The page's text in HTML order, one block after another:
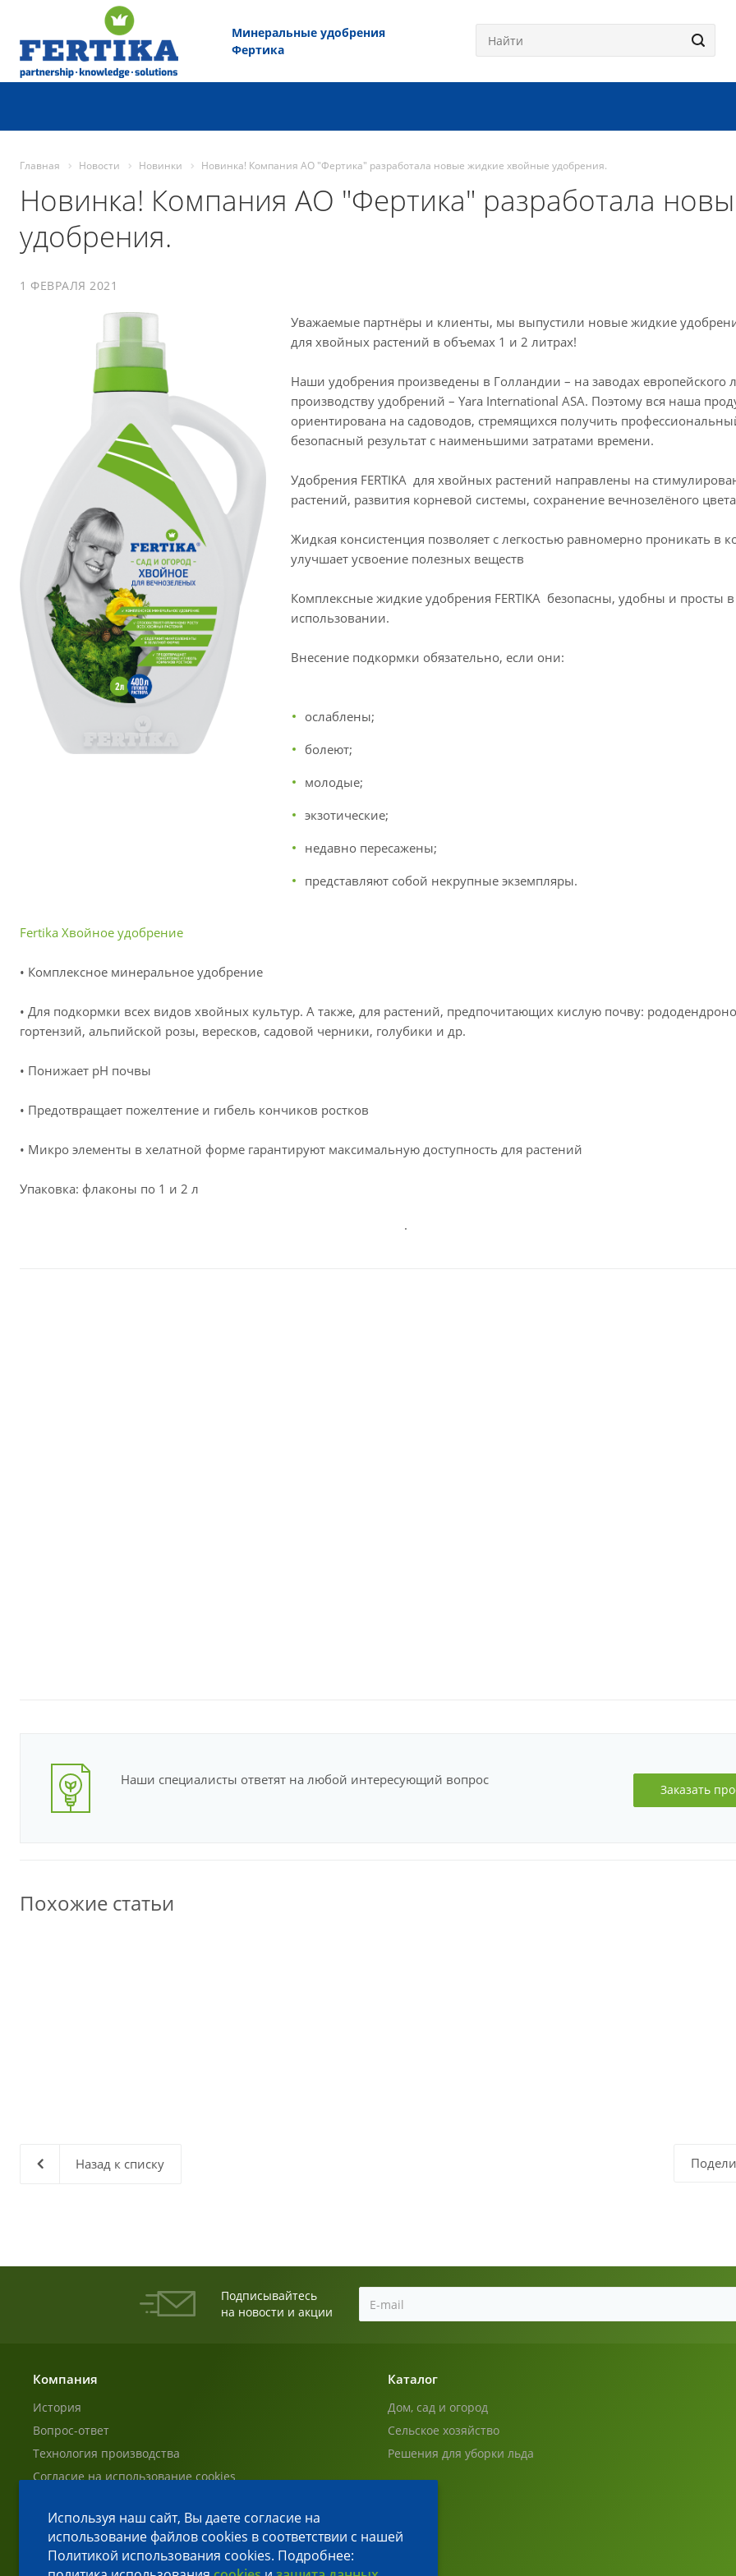
Минеральные удобрения
Фертика
Главная Новости Новинки Новинка! Компания АО "Фертика" разработала новые жидкие хвойные удобрения.
Новинка! Компания АО "Фертика" разработала
удобрения.
1 ФЕВРАЛЯ 2021
Уважаемые партнёры и клиенты, мы выпустили новые жидкие
для хвойных растений в объемах 1 и 2 литрах!
Наши удобрения произведены в Голландии – на заводах европейского
производству удобрений – Yara International ASA. Поэтому вся наша
ориентирована на садоводов, стремящихся получить
безопасный результат с наименьшими затратами времени.
Удобрения FERTIKA для хвойных растений направлены на
растений, развития корневой системы, сохранение вечнозелёного
Жидкая консистенция позволяет с легкостью равномерно проникать в
улучшает усвоение полезных веществ
Комплексные жидкие удобрения FERTIKA безопасны, удобны и просты в
использовании.
Внесение подкормки обязательно, если они:
ослаблены;
болеют;
молодые;
экзотические;
недавно пересажены;
представляют собой некрупные экземпляры.
Fertika Хвойное удобрение
• Комплексное минеральное удобрение
• Для подкормки всех видов хвойных культур. А также, для растений, предпочитающих кислую почву:
гортензий, альпийской розы, вересков, садовой черники, голубики и др.
• Понижает рН почвы
• Предотвращает пожелтение и гибель кончиков ростков
• Микро элементы в хелатной форме гарантируют максимальную доступность для растений
Упаковка: флаконы по 1 и 2 л
·
Наши специалисты ответят на любой интересующий вопрос
Заказать
Похожие статьи
Назад к списку
Подписывайтесь
на новости и акции
Компания
История
Вопрос-ответ
Технология производства
Согласие на использование cookies
Политика обработки персональных данных
Сбросить cookies
Каталог
Дом, сад и огород
Сельское хозяйство
Решения для уборки льда
Используя наш сайт, Вы даете согласие на
использование файлов cookies в соответствии с нашей
Политикой использования cookies. Подробнее: